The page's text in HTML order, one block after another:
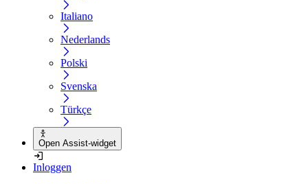
Italiano
Nederlands
Polski
Svenska
Türkçe
Open Assist-widget
Inloggen